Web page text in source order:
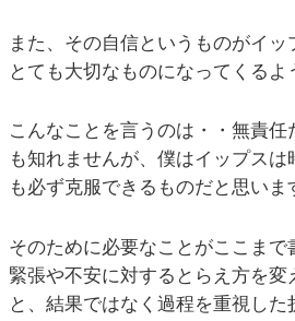
また、その自信というものがイッ
とても大切なものになってくるよ
こんなことを言うのは・・無責
も知れませんが、僕はイップスは
も必ず克服できるものだと思いま
そのために必要なことがここまで
緊張や不安に対するとらえ方を変
と、結果ではなく過程を重視し